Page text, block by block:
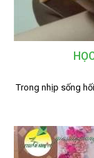
Trong nhịp sống